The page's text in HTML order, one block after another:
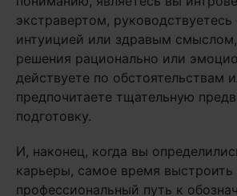
экстравертом,
интуицией или здравым
решения рационально или
действуете по обстоятельствам
предпочитаете тщательную
подготовку.
И, наконец, когда вы
карьеры, самое время выстроить
профессиональный путь к